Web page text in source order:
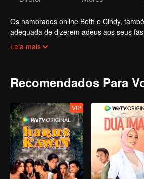
Os namorados online Beth e Cindy,
adequada de dizerem adeus aos seus
como semifinalistas na nossa busca por
Leia mais
Recomendados Para
VIP